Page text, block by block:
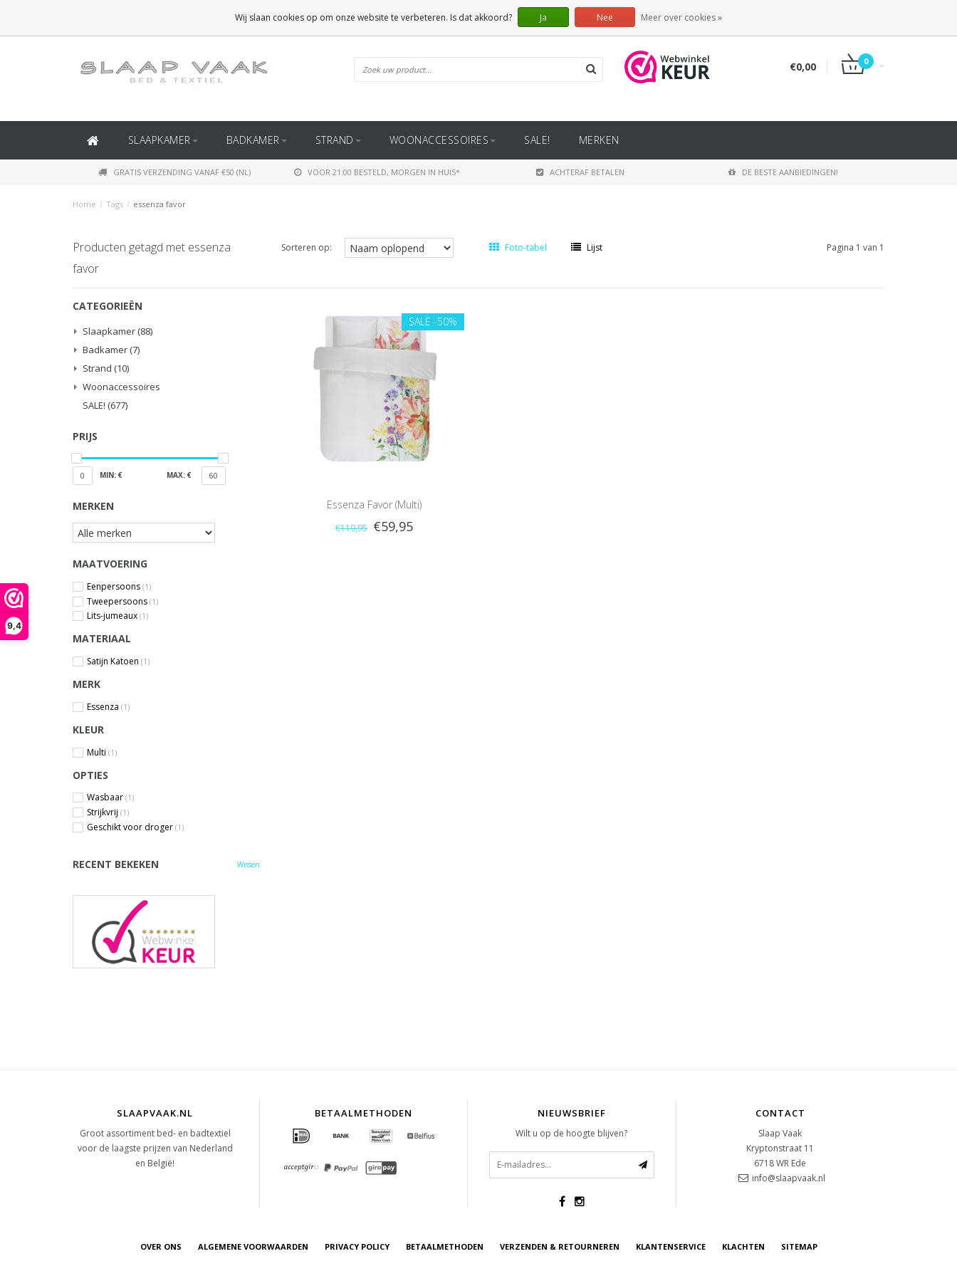
9,4
(BINNEN BELGIË)
€0,00 0
SLAAPKAMER BADKAMER STRAND WOONACCESSOIRES SALE! MERKEN
GRATIS VERZENDING VANAF €50 (NL) VOOR 21:00 BESTELD, MORGEN IN HUIS* ACHTERAF BETALEN DE BESTE AANBIEDINGEN!
Home / Tags / essenza favor
Producten getagd met essenza
favor
Sorteren op: Foto-tabel Lijst Pagina 1 van 1
CATEGORIEËN
Slaapkamer (88)
Badkamer (7)
Strand (10)
Woonaccessoires
SALE! (677)
PRIJS
0 MIN: € MAX: € 60
MERKEN
MAATVOERING
Eenpersoons (1)
Tweepersoons (1)
Lits-jumeaux (1)
MATERIAAL
Satijn Katoen (1)
MERK
Essenza (1)
KLEUR
Multi (1)
OPTIES
Wasbaar (1)
Strijkvrij (1)
Geschikt voor droger (1)
RECENT BEKEKEN Wissen
SALE -50%
Essenza Favor (Multi)
€119,95 €59,95
SLAAPVAAK.NL
Groot assortiment bed- en badtextiel
voor de laagste prijzen van Nederland
en België!
BETAALMETHODEN NIEUWSBRIEF
Wilt u op de hoogte blijven?
CONTACT
Slaap Vaak
Kryptonstraat 11
6718 WR Ede
info@slaapvaak.nl
OVER ONS ALGEMENE VOORWAARDEN PRIVACY POLICY BETAALMETHODEN VERZENDEN & RETOURNEREN KLANTENSERVICE KLACHTEN SITEMAP
Wij slaan cookies op om onze website te verbeteren. Is dat akkoord? Ja Nee Meer over cookies »